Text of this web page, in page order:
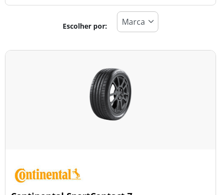
Todos os tipos (3)
Todas as estações (0)
Ligeiro (3)
Escolher por: